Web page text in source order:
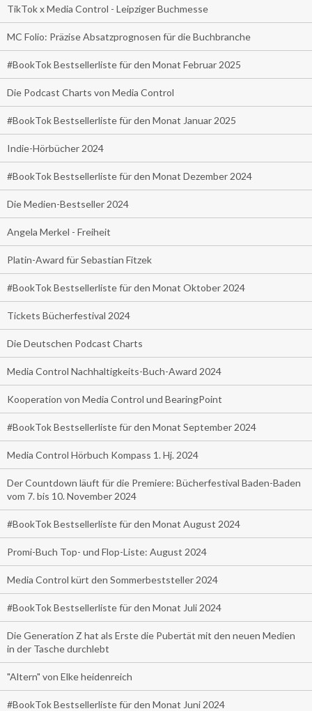
TikTok x Media Control - Leipziger Buchmesse
MC Folio: Präzise Absatzprognosen für die Buchbranche
#BookTok Bestsellerliste für den Monat Februar 2025
Die Podcast Charts von Media Control
#BookTok Bestsellerliste für den Monat Januar 2025
Indie-Hörbücher 2024
#BookTok Bestsellerliste für den Monat Dezember 2024
Die Medien-Bestseller 2024
Angela Merkel - Freiheit
Platin-Award für Sebastian Fitzek
#BookTok Bestsellerliste für den Monat Oktober 2024
Tickets Bücherfestival 2024
Die Deutschen Podcast Charts
Media Control Nachhaltigkeits-Buch-Award 2024
Kooperation von Media Control und BearingPoint
#BookTok Bestsellerliste für den Monat September 2024
Media Control Hörbuch Kompass 1. Hj. 2024
Der Countdown läuft für die Premiere: Bücherfestival Baden-Baden
vom 7. bis 10. November 2024
#BookTok Bestsellerliste für den Monat August 2024
Promi-Buch Top- und Flop-Liste: August 2024
Media Control kürt den Sommerbeststeller 2024
#BookTok Bestsellerliste für den Monat Juli 2024
Die Generation Z hat als Erste die Pubertät mit den neuen Medien
in der Tasche durchlebt
"Altern" von Elke heidenreich
#BookTok Bestsellerliste für den Monat Juni 2024